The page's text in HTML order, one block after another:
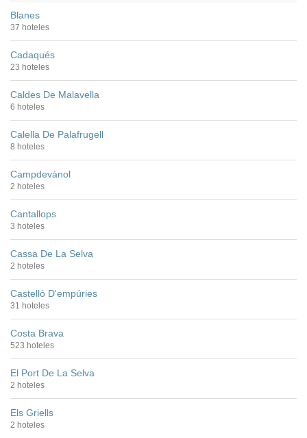
Blanes
37 hoteles
Cadaqués
23 hoteles
Caldes De Malavella
6 hoteles
Calella De Palafrugell
8 hoteles
Campdevànol
2 hoteles
Cantallops
3 hoteles
Cassa De La Selva
2 hoteles
Castelló D'empúries
31 hoteles
Costa Brava
523 hoteles
El Port De La Selva
2 hoteles
Els Griells
2 hoteles